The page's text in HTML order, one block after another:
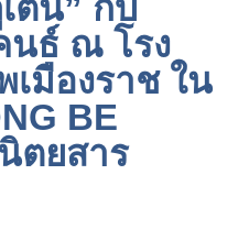
ตน” กับ
นธ์ ณ โรง
เมืองราช ใน
BE
ตยสาร